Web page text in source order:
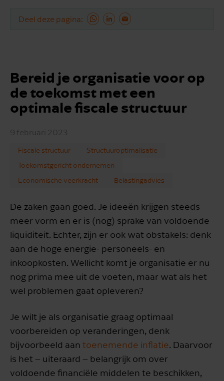
Deel deze pagina
Bereid je organisatie voor op
de toekomst met een
optimale fiscale structuur
9 februari 2023
Fiscale structuur
Structuuroptimalisatie
Toekomstgericht ondernemen
Economische veerkracht
Belastingadvies
De zaken gaan goed. Je ideeën krijgen steeds
meer vorm en er is (nog) sprake van voldoende
liquiditeit. Echter, zijn er ook wat obstakels: denk
aan de hoge energie- personeels- en
inkoopkosten. Wellicht komt je organisatie er nu
nog prima mee uit de voeten, maar wat als het
wel problemen gaat opleveren?
Je wilt je als organisatie graag optimaal
voorbereiden op veranderingen, denk
bijvoorbeeld aan toenemende inflatie. Daarvoor
is het – uiteraard – belangrijk om over
voldoende financiële middelen te beschikken,